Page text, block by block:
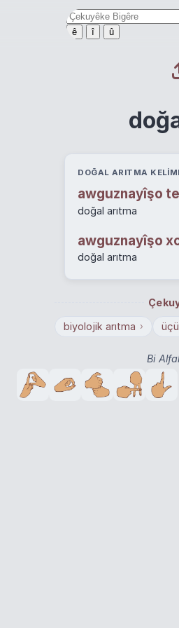
ê î û
DOĞAL ARITMA
awguznayîşo
doğal arıtma
awguznayîşo
doğal arıtma
biyolojik arıtma ›
Bi